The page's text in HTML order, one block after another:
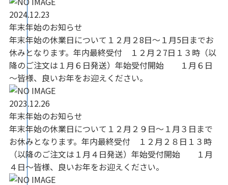
2024.12.23
年末年始のお知らせ
年末年始の休業日について１２月２8日～１月5日までお
休みとなります。年内最終受付 １２月２7日１３時（以
降のご注文は１月６日発送）年始受付開始 １月６日
～皆様、良いお年をお迎えください。
2023.12.26
年末年始のお知らせ
年末年始の休業日について１２月２９日～１月３日まで
お休みとなります。年内最終受付 １２月２８日１３時
（以降のご注文は１月４日発送）年始受付開始 １月
４日～皆様、良いお年をお迎えください。